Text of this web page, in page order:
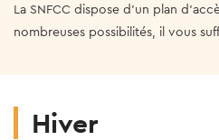
La SNFCC dispose d'un plan
nombreuses possibilités, il vous
Hiver